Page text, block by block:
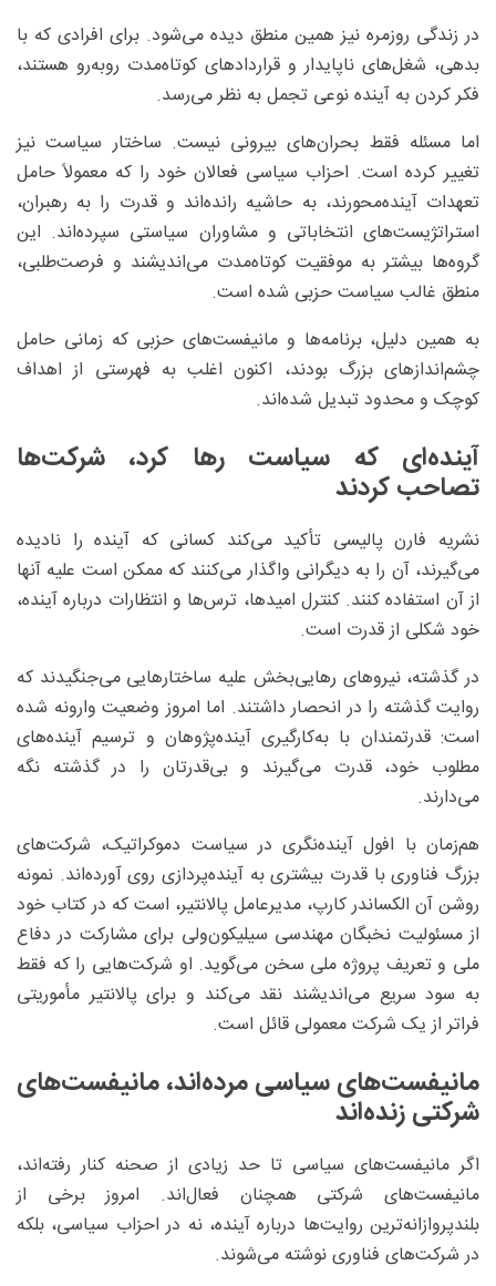
در زندگی روزمره نیز همین منطق دیده می‌شود. برای افرادی که با
بدهی، شغل‌های ناپایدار و قراردادهای کوتاه‌مدت روبه‌رو هستند،
فکر کردن به آینده نوعی تجمل به نظر می‌رسد.
اما مسئله فقط بحران‌های بیرونی نیست. ساختار سیاست نیز
تغییر کرده است. احزاب سیاسی فعالان خود را که معمولاً حامل
تعهدات آینده‌محورند، به حاشیه رانده‌اند و قدرت را به رهبران،
استراتژیست‌های انتخاباتی و مشاوران سیاستی سپرده‌اند. این
گروه‌ها بیشتر به موفقیت کوتاه‌مدت می‌اندیشند و فرصت‌طلبی،
منطق غالب سیاست حزبی شده است.
به همین دلیل، برنامه‌ها و مانیفست‌های حزبی که زمانی حامل
چشم‌اندازهای بزرگ بودند، اکنون اغلب به فهرستی از اهداف
کوچک و محدود تبدیل شده‌اند.
آینده‌ای که سیاست رها کرد، شرکت‌ها
تصاحب کردند
نشریه فارن پالیسی تأکید می‌کند کسانی که آینده را نادیده
می‌گیرند، آن را به دیگرانی واگذار می‌کنند که ممکن است علیه آنها
از آن استفاده کنند. کنترل امیدها، ترس‌ها و انتظارات درباره آینده،
خود شکلی از قدرت است.
در گذشته، نیروهای رهایی‌بخش علیه ساختارهایی می‌جنگیدند که
روایت گذشته را در انحصار داشتند. اما امروز وضعیت وارونه شده
است: قدرتمندان با به‌کارگیری آینده‌پژوهان و ترسیم آینده‌های
مطلوب خود، قدرت می‌گیرند و بی‌قدرتان را در گذشته نگه
می‌دارند.
هم‌زمان با افول آینده‌نگری در سیاست دموکراتیک، شرکت‌های
بزرگ فناوری با قدرت بیشتری به آینده‌پردازی روی آورده‌اند. نمونه
روشن آن الکساندر کارپ، مدیرعامل پالانتیر، است که در کتاب خود
از مسئولیت نخبگان مهندسی سیلیکون‌ولی برای مشارکت در دفاع
ملی و تعریف پروژه ملی سخن می‌گوید. او شرکت‌هایی را که فقط
به سود سریع می‌اندیشند نقد می‌کند و برای پالانتیر مأموریتی
فراتر از یک شرکت معمولی قائل است.
مانیفست‌های سیاسی مرده‌اند، مانیفست‌های
شرکتی زنده‌اند
اگر مانیفست‌های سیاسی تا حد زیادی از صحنه کنار رفته‌اند،
مانیفست‌های شرکتی همچنان فعال‌اند. امروز برخی از
بلندپروازانه‌ترین روایت‌ها درباره آینده، نه در احزاب سیاسی، بلکه
در شرکت‌های فناوری نوشته می‌شوند.